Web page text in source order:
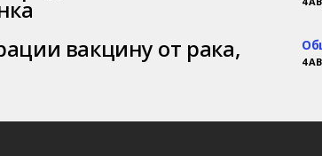
вакцину от рака, 4